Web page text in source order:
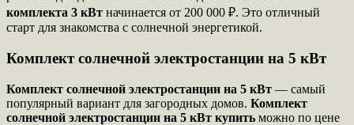
комплекта 3 кВт начинается от 200 000 ₽. Это отличный
старт для знакомства с солнечной энергетикой.
Комплект солнечной электростанции на 5 кВт
Комплект солнечной электростанции на 5 кВт — самый
популярный вариант для загородных домов. Комплект
солнечной электростанции на 5 кВт купить можно по цене